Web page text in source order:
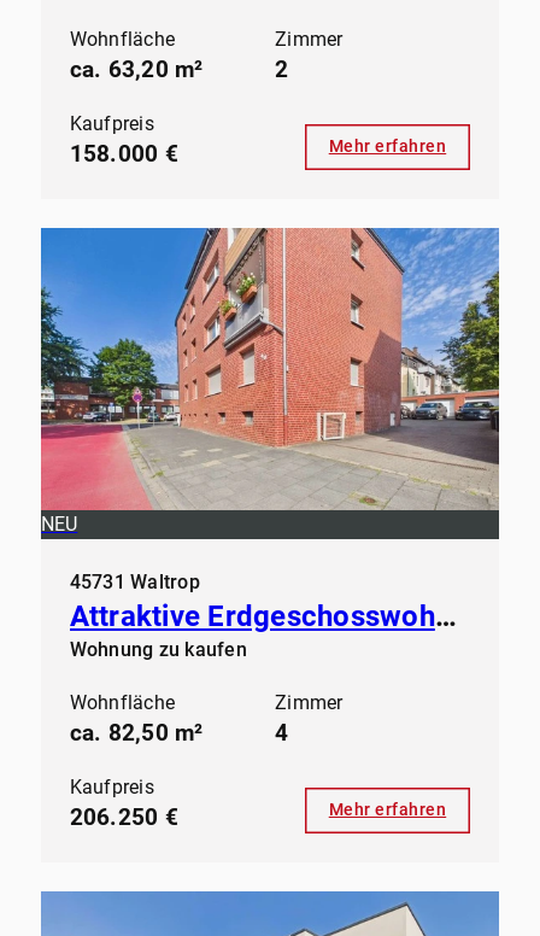
Wohnfläche
ca. 63,20 m²
Zimmer
2
Kaufpreis
158.000 € Mehr erfahren
NEU
45731 Waltrop
Attraktive Erdgeschosswohnung in gepflegtem Mehrfamilienhaus
Wohnung zu kaufen
Wohnfläche
ca. 82,50 m²
Zimmer
4
Kaufpreis
206.250 € Mehr erfahren